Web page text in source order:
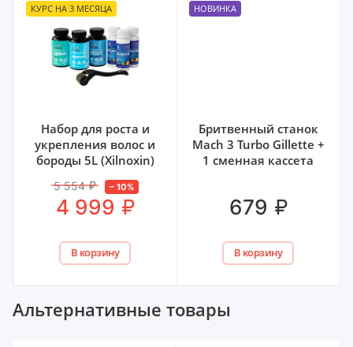
КУРС НА 3 МЕСЯЦА
Набор для роста и
укрепления волос и
бороды 5L (Xilnoxin)
5 554 ₽ – 10%
4 999 ₽
В корзину
НОВИНКА
Бритвенный станок
Mach 3 Turbo Gillette +
1 сменная кассета
679 ₽
В корзину
Альтернативные товары